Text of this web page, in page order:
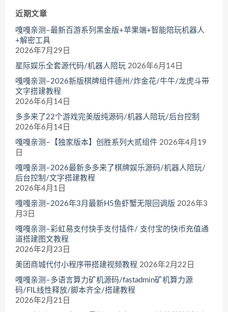
近期文章
嘎嘎亲测–最新百游系列黑金版+苹果端+智能陪玩机器人
+解密工具
2026年7月29日
星际娱乐全套源代码/机器人陪玩 2026年6月14日
嘎嘎亲测–2026新版棋牌组件德州/炸金花/牛牛/龙虎斗带
文字搭建教程
2026年6月14日
多多来了22个游戏完美版纯源码/机器人陪玩/后台控制
2026年6月14日
嘎嘎亲测–【独家版本】创胜系列大贰组件 2026年4月19
日
嘎嘎亲测–2026最新多多来了棋牌娱乐源码/机器人陪玩/
后台控制/文字搭建教程
2026年4月1日
嘎嘎亲测–2026年3月最新H5鱼虾蟹无限回调版 2026年3
月3日
嘎嘎亲测–彩虹易支付快手支付插件/ 支付宝的快币充值通
道搭建图文教程
2026年2月23日
美团商城代付小程序带搭建视频教程 2026年2月22日
嘎嘎亲测–多语言算力矿机源码/fastadmin矿机算力源
码/FIL线性释放/脚本齐全/搭建教程
2026年2月21日